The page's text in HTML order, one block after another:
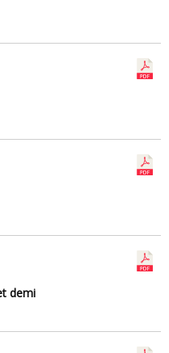
demi